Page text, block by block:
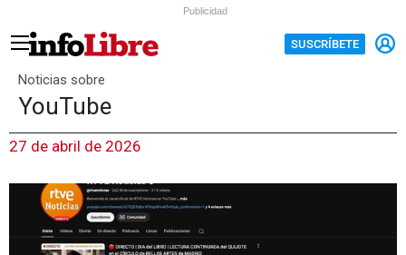
Publicidad
SUSCRÍBETE
Noticias sobre
YouTube
27 de abril de 2026